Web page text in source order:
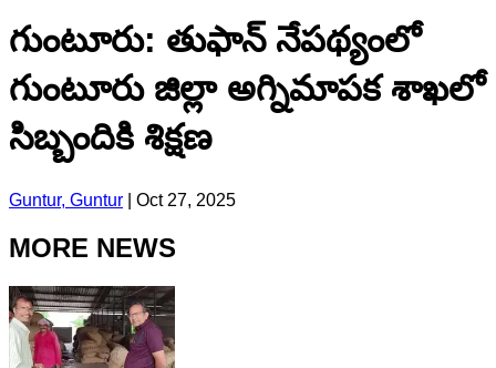
గుంటూరు: తుఫాన్ నేపథ్యంలో
గుంటూరు జిల్లా అగ్నిమాపక శాఖలో
సిబ్బందికి శిక్షణ
Guntur, Guntur Oct 27, 2025
MORE NEWS